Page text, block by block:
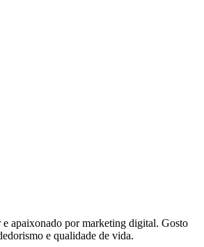
e apaixonado por marketing digital. Gosto
e qualidade de vida.